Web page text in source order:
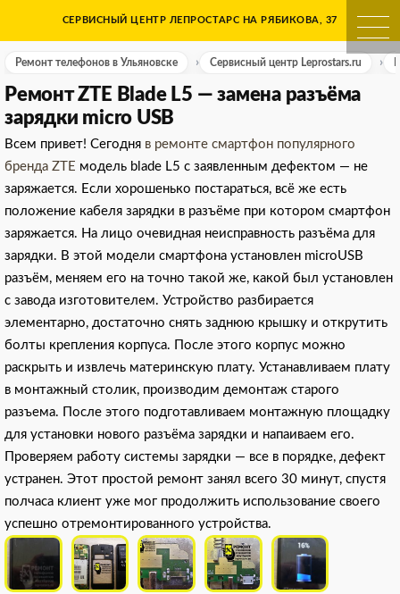
content
Ремонт телефонов в
СЕРВИСНЫЙ ЦЕНТР ЛЕПРОСТАРС НА РЯБИКОВА, 37
Ремонт телефонов в Ульяновске Сервисный центр Leprostars.ru
Ремонт ZTE Blade L5 — замена разъёма
зарядки micro USB
Всем привет! Сегодня в ремонте смартфон популярного
бренда ZTE модель blade L5 с заявленным дефектом — не
заряжается. Если хорошенько постараться, всё же есть
положение кабеля зарядки в разъёме при котором смартфон
заряжается. На лицо очевидная неисправность разъёма для
зарядки. В этой модели смартфона установлен microUSB
разъём, меняем его на точно такой же, какой был установлен
с завода изготовителем. Устройство разбирается
элементарно, достаточно снять заднюю крышку и открутить
болты крепления корпуса. После этого корпус можно
раскрыть и извлечь материнскую плату. Устанавливаем плату
в монтажный столик, производим демонтаж старого
разъема. После этого подготавливаем монтажную площадку
для установки нового разъёма зарядки и напаиваем его.
Проверяем работу системы зарядки — все в порядке, дефект
устранен. Этот простой ремонт занял всего 30 минут, спустя
полчаса клиент уже мог продолжить использование своего
успешно отремонтированного устройства.